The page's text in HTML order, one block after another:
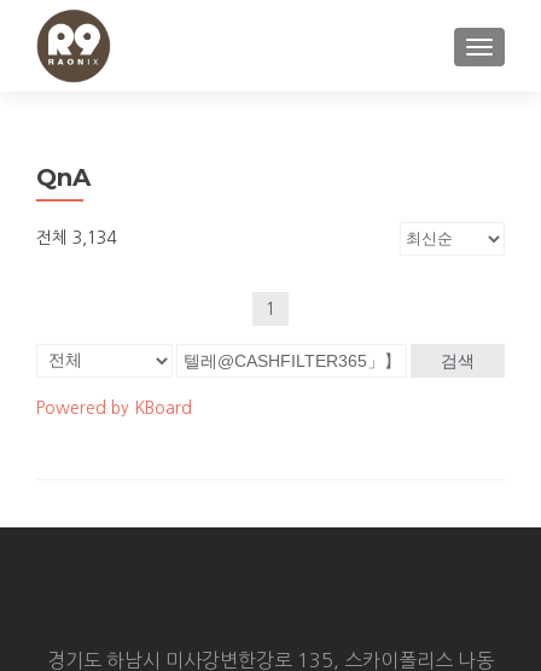
내비게
QnA
전체 3,134
1
검색
Powered by KBoard
경기도 하남시 미사강변한강로 135, 스카이폴리스 나동